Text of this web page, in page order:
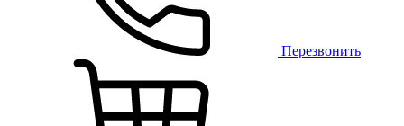
Перезвонить